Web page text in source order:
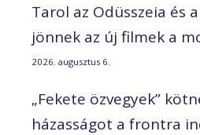
Tarol az Odüsszeia és
jönnek az új filmek a
2026. augusztus 6.
„Fekete özvegyek”
házasságot a frontra